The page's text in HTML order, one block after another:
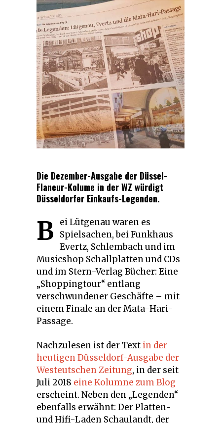
Die Dezember-Ausgabe der Düssel-
Flaneur-Kolume in der WZ würdigt
Düsseldorfer Einkaufs-Legenden.
B
ei Lütgenau waren es
Spielsachen, bei Funkhaus
Evertz, Schlembach und im
Musicshop Schallplatten und CDs
und im Stern-Verlag Bücher: Eine
„Shoppingtour“ entlang
verschwundener Geschäfte – mit
einem Finale an der Mata-Hari-
Passage.
Nachzulesen ist der Text in der
heutigen Düsseldorf-Ausgabe der
Westeutschen Zeitung, in der seit
Juli 2018 eine Kolumne zum Blog
erscheint. Neben den „Legenden“
ebenfalls erwähnt: Der Platten-
und Hifi-Laden Schaulandt, der